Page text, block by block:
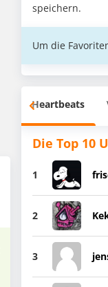
speichern.
Um die
Heartbeats
Die Top 10
1
2
3